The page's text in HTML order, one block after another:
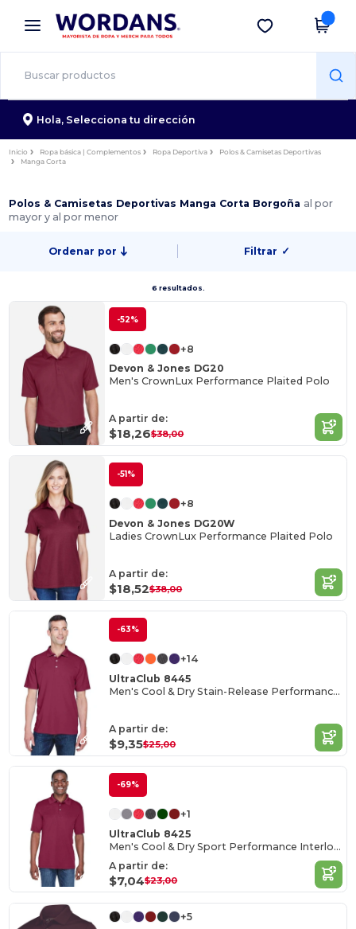
× App de Wordans
¡Mejores precios en app!
Descargar app
Hola, Selecciona tu dirección
Inicio Ropa básica | Complementos Ropa Deportiva
Polos & Camisetas Deportivas
Manga Corta
Polos & Camisetas Deportivas Manga Corta Borgoña al por
mayor y al por menor
Ordenar por Filtrar ✓
6 resultados.
-52%
+8
Devon & Jones DG20
Men's CrownLux Performance Plaited Polo
A partir de:
$18,26$38,00
-51%
+8
Devon & Jones DG20W
Ladies CrownLux Performance Plaited Polo
A partir de:
$18,52$38,00
-63%
+14
UltraClub 8445
Men's Cool & Dry Stain-Release Performance Polo
A partir de:
$9,35$25,00
-69%
+1
UltraClub 8425
Men's Cool & Dry Sport Performance Interlock Polo
A partir de:
$7,04$23,00
+5